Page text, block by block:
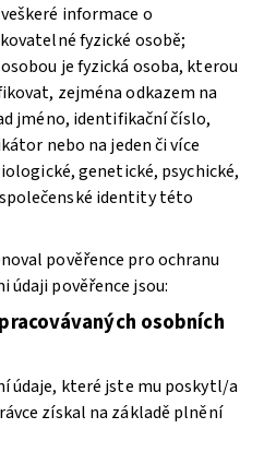
informace o
fyzické osobě;
je fyzická osoba, kterou
zejména odkazem na
jméno, identifikační číslo,
nebo na jeden či více
genetické, psychické,
identity této
pověřence pro ochranu
pověřence jsou:
osobních
údaje, které jste mu poskytl/a
získal na základě plnění